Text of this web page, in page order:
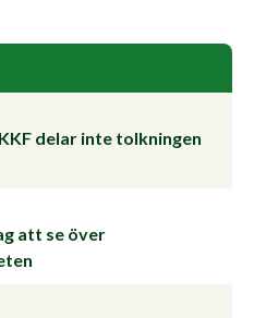
delar inte tolkningen
att se över